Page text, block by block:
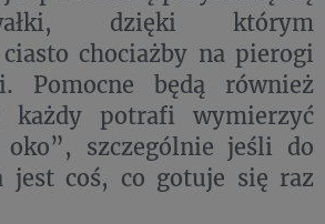
dzięki którym
chociażby na pierogi
Pomocne będą również
potrafi wymierzyć
szczególnie jeśli do
jest coś, co gotuje się raz